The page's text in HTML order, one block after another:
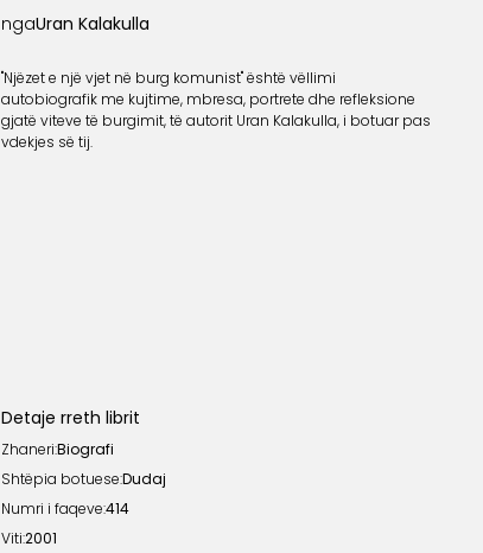
ngaUran Kalakulla
"Njëzet e një vjet në burg komunist" është vëllimi
autobiografik me kujtime, mbresa, portrete dhe refleksione
gjatë viteve të burgimit, të autorit Uran Kalakulla, i botuar pas
vdekjes së tij.
Detaje rreth librit
Zhaneri:Biografi
Shtëpia botuese:Dudaj
Numri i faqeve:414
Viti:2001